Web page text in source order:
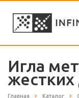
Игла
жестких
Главная Каталог